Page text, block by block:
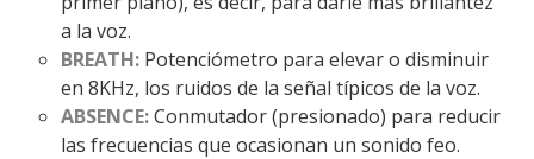
a la voz.
BREATH: Potenciómetro para elevar o disminuir
en 8KHz, los ruidos de la señal típicos de la voz.
ABSENCE:Conmutador (presionado) para reducir
las frecuencias que ocasionan un sonido feo.